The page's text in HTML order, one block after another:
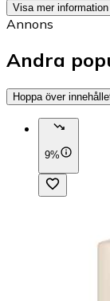
Visa mer information
Annons
Andra
Hoppa över
9%